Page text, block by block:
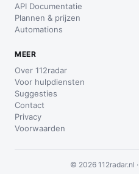
API Documentatie
Plannen & prijzen
Automations
MEER
Over 112radar
Voor hulpdiensten
Suggesties
Contact
Privacy
Voorwaarden
© 2026 112radar.nl ·